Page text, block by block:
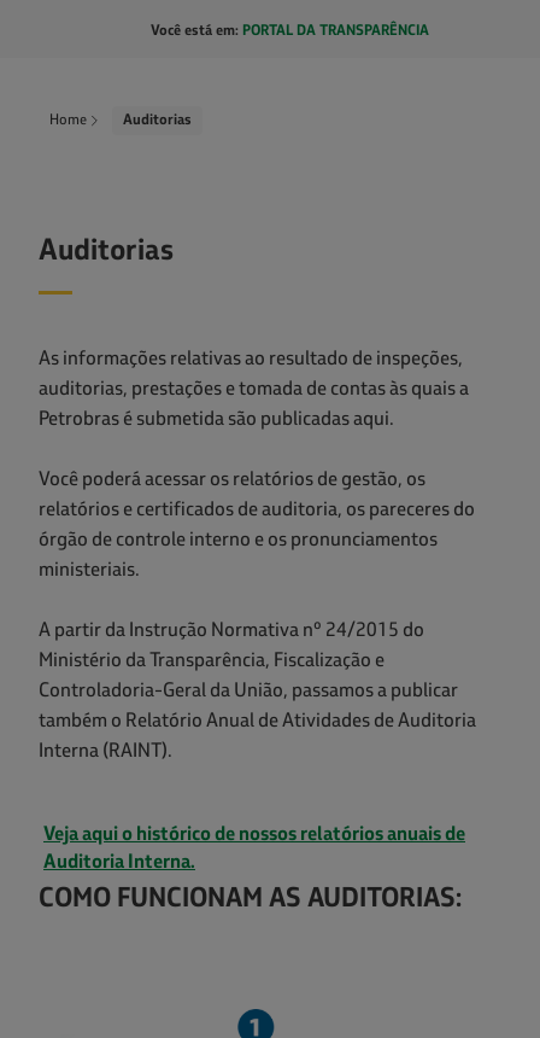
Você está em: PORTAL DA TRANSPARÊNCIA
Home Auditorias
Auditorias
As informações relativas ao resultado de inspeções,
auditorias, prestações e tomada de contas às quais a
Petrobras é submetida são publicadas aqui.
Você poderá acessar os relatórios de gestão, os
relatórios e certificados de auditoria, os pareceres do
órgão de controle interno e os pronunciamentos
ministeriais.
A partir da Instrução Normativa nº 24/2015 do
Ministério da Transparência, Fiscalização e
Controladoria-Geral da União, passamos a publicar
também o Relatório Anual de Atividades de Auditoria
Interna (RAINT).
Veja aqui o histórico de nossos relatórios anuais de
Auditoria Interna.
COMO FUNCIONAM AS AUDITORIAS: